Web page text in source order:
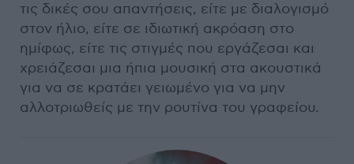
τις δικές σου απαντήσεις, είτε με διαλογισμό
στον ήλιο, είτε σε ιδιωτική ακρόαση στο
ημίφως, είτε τις στιγμές που εργάζεσαι και
χρειάζεσαι μια ήπια μουσική στα ακουστικά
για να σε κρατάει γειωμένο για να μην
αλλοτριωθείς με την ρουτίνα του γραφείου.